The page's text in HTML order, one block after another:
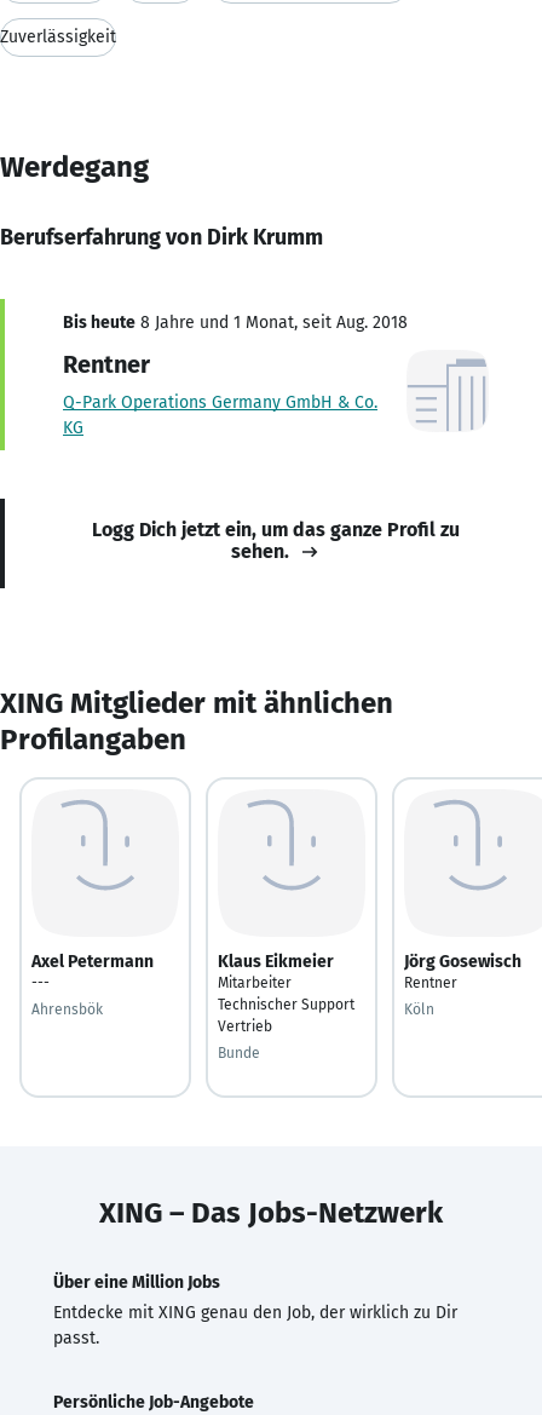
Zuverlässigkeit
Werdegang
Berufserfahrung von Dirk Krumm
Bis heute 8 Jahre und 1 Monat, seit Aug. 2018
Rentner
Q-Park Operations Germany GmbH & Co.
KG
Logg Dich jetzt ein, um das ganze Profil zu
sehen.
XING Mitglieder mit ähnlichen
Profilangaben
Axel Petermann
---
Ahrensbök
Klaus Eikmeier
Mitarbeiter
Technischer Support
Vertrieb
Bunde
Jörg Gosewisch
Rentner
Köln
XING – Das Jobs-Netzwerk
Über eine Million Jobs
Entdecke mit XING genau den Job, der wirklich zu Dir
passt.
Persönliche Job-Angebote